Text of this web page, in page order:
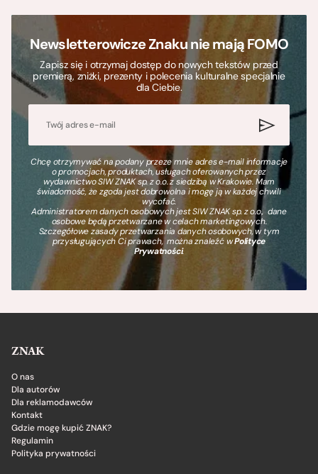
Newsletterowicze Znaku nie mają FOMO
Zapisz się i otrzymaj dostęp do nowych tekstów przed
premierą, zniżki, prezenty i polecenia kulturalne specjalnie
dla Ciebie.
Chcę otrzymywać na podany przeze mnie adres e-mail informacje
o promocjach, produktach, usługach oferowanych przez
wydawnictwo SIW ZNAK sp. z o.o. z siedzibą w Krakowie. Mam
świadomość, że zgoda jest dobrowolna i mogę ją w każdej chwili
wycofać.
Administratorem danych osobowych jest SIW ZNAK sp. z o.o., dane
osobowe będą przetwarzane w celach marketingowych.
Szczegółowe zasady przetwarzania danych osobowych, w tym
przysługujących Ci prawach, można znaleźć wPolityce
Prywatności.
ZNAK
O nas
Dla autorów
Dla reklamodawców
Kontakt
Gdzie mogę kupić ZNAK?
Regulamin
Polityka prywatności